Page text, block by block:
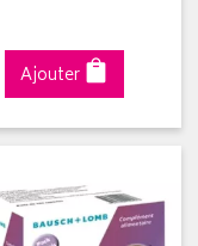
Ajouter